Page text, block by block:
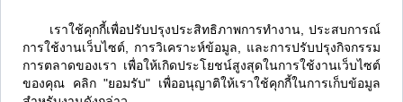
ส่ง
การใช้งานเว็บไซต์, การวิเคราะห์ข้อมูล, และการปรับปรุงกิจกรรม
การตลาดของเรา เพื่อให้เกิดประโยชน์สูงสุดในการใช้งานเว็บไซต์
ของคุณ คลิก "ยอมรับ" เพื่ออนุญาติให้เราใช้คุกกี้ในการเก็บข้อมูล